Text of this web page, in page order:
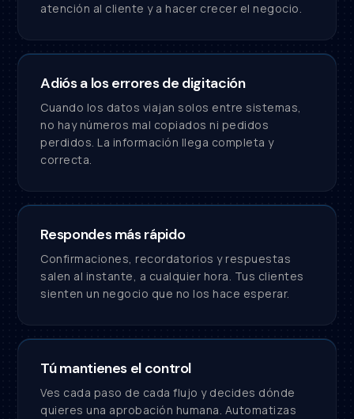
atención al cliente y a hacer crecer el negocio.
Adiós a los errores de digitación
Cuando los datos viajan solos entre sistemas,
no hay números mal copiados ni pedidos
perdidos. La información llega completa y
correcta.
Respondes más rápido
Confirmaciones, recordatorios y respuestas
salen al instante, a cualquier hora. Tus clientes
sienten un negocio que no los hace esperar.
Tú mantienes el control
Ves cada paso de cada flujo y decides dónde
quieres una aprobación humana. Automatizas